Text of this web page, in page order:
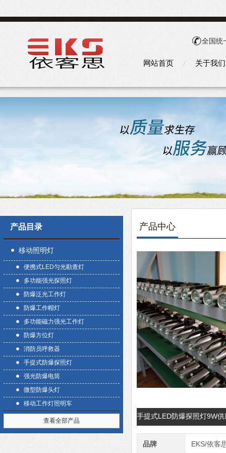
全国统
网站首页 关于我们
产品目录
移动照明灯
便携式LED匀光勘查灯
多功能强光探照灯
防爆泛光工作灯
防爆工作帽灯
多功能磁力强光工作灯
防爆方位灯
消防员呼救器
手提式防爆探照灯
强光防爆电筒
微型防爆头灯
移动工作灯照明车
查看全部产品
产品中心
手提式LED防爆探照灯9W
品牌 EKS/依客